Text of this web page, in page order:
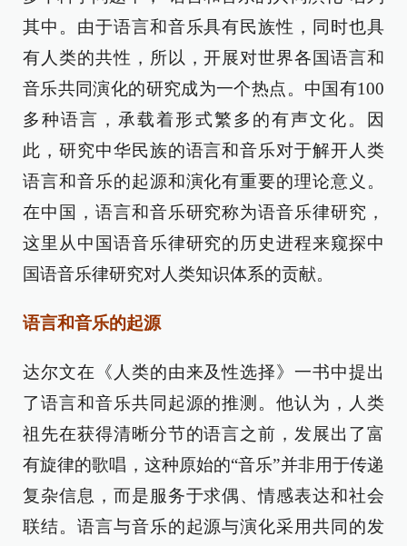
其中。由于语言和音乐具有民族性，同时也具
有人类的共性，所以，开展对世界各国语言和
音乐共同演化的研究成为一个热点。中国有100
多种语言，承载着形式繁多的有声文化。因
此，研究中华民族的语言和音乐对于解开人类
语言和音乐的起源和演化有重要的理论意义。
在中国，语言和音乐研究称为语音乐律研究，
这里从中国语音乐律研究的历史进程来窥探中
国语音乐律研究对人类知识体系的贡献。
语言和音乐的起源
达尔文在《人类的由来及性选择》一书中提出
了语言和音乐共同起源的推测。他认为，人类
祖先在获得清晰分节的语言之前，发展出了富
有旋律的歌唱，这种原始的“音乐”并非用于传递
复杂信息，而是服务于求偶、情感表达和社会
联结。语言与音乐的起源与演化采用共同的发